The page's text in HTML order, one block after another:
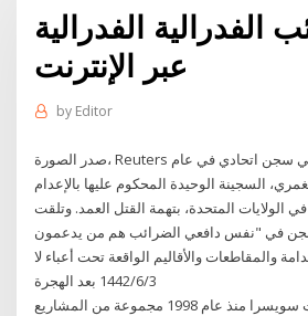
الفدرالية الفدرالية
عبر الإنترنت
by Editor
صدر الصورة، Reuters ليزا مونتغمري احتجزت في سجن اتحادي في عام
السجينة الوحيدة المحكوم عليها بالإعدام
الولايات المتحدة، بتهمة القتل العمد. وتلقت
سجن في "نفس دافعي الضرائب هم من يدعمون
والمقاطعات والأقاليم الواقعة تحت أعباء لا
3‏‏/6‏‏/1442 بعد الهجرة
معطيات أساسية. أطلقت سويسرا منذ عام 1998 مجموعة من المشاريع